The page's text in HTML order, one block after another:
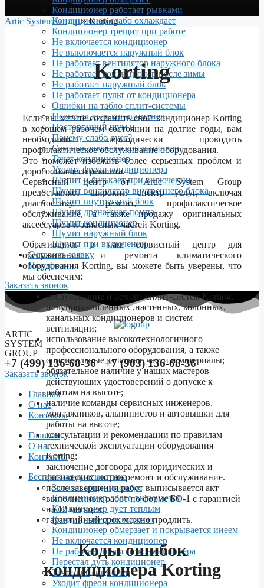
Кондиционер работает рывками
Кондиционер слабо охлаждает
Кондиционер трещит при работе
Не включается кондиционер
Не выключается наружный блок
Не работает вентилятор наружного блока
Не работает кондиционер после зимы
Не работает наружный блок
Не работает пульт от кондиционера
Ошибки на табло сплит-системы
Перестал дуть кондиционер
Посторонний шум и
Почему слабо дует?
Сам выключается кондиционер
Течет кондиционер
Уходит фреон кондиционера
Шипит и булькает при включении
Шумит вентилятор внутреннего блока
Шумит внутренний блок
Шумит дренажная помпа
Шумит кондиционер
Шумит наружный блок
Шумит при включении
Оставить заявку
Портфолио
Заказать звонок
ARTIC
SYSTEM
GROUP
+7 (499) 136-68-36 +7 (903) 136-68-36
Заказать звонок
Главная
О нас
Контакты
Menu
Главная
О нас
Контакты
Бесплатная диагностика
Запах в кондиционере
Кондиционер долго включается
Кондиционер дует теплым
Кондиционер не морозит
Кондиционер обмерзает и покрывается инеем
Не включается кондиционер
Не работает пульт от кондиционера
Перестал дуть кондиционер
Течет кондиционер
Уходит фреон кондиционера
Artic System Group»Korting
Korting
Если вы хотите сохранить свой кондиционер Korting
в хорошем рабочем состоянии на долгие годы, вам
необходимо периодически проводить
профилактическое обслуживание оборудования.
Это поможет избежать более серьезных проблем и
дорогостоящего ремонта.
Сервисный центр от Artic System Group
предоставляет широкий спектр услуг, включая
диагностику, ремонт, профилактическое
обслуживание, а также продажу оригинальных
аксессуаров и запасных частей Korting.
Обратившись в наш сервисный центр для
обслуживания и ремонта климатического
оборудования Korting, вы можете быть уверены, что
мы обеспечим:
обслуживание и ремонт сплит-систем Korting,
полупромышленных ,настенных, колонных,
канальных кондиционеров и систем
вентиляции;
использование высокотехнологичного
профессионального оборудования, а также
оригинальные запасные части и материалы;
обязательное наличие у наших мастеров
действующих удостоверений о допуске к
работам на высоте;
наличие команды сервисных инженеров,
монтажников, альпинистов и автовышки для
работы на высоте;
консультации и рекомендации по правилам
технической эксплуатации оборудования
Korting;
заключение договора для юридических и
физических лиц на ремонт и обслуживание.
после завершения работ выписывается акт
выполненных работ по форме БО-1 с гарантией
на 12 месяцев.
гарантийный срок можно продлить.
Коды ошибок
кондиционера Korting